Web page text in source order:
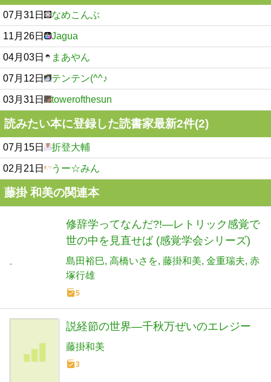
07月31日 なめこんぶ
11月26日 Jagua
04月03日 まあやん
07月12日 テンテン(^^♪
03月31日 towerofthesun
読みたい本に登録した読書家最新2件(2)
07月15日 折登大輔
02月21日 うー☆みん
藤掛 和美の関連本
修辞学ってなんだ?!―レトリック感覚で
世の中を見直せば (感覚学会シリーズ)
島田裕巳 高橋いさを 藤掛和美 金重瑞夫 赤
塚行雄
5
説経節の世界―千秋万ぜいのエレジー
藤掛和美
3